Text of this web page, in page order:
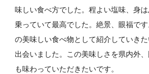
味しい食べ方でした。程よい塩味、身
乗っていて最高でした。絶景、眼福で
の美味しい食べ物として紹介していき
出会いました。この美味しさを県内外
も味わっていただきたいです。